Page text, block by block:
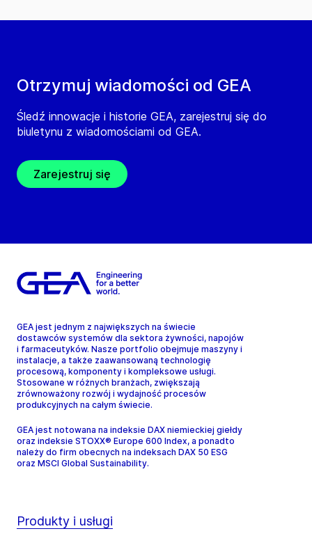
Otrzymuj wiadomości od GEA
Śledź innowacje i historie GEA, zarejestruj się do
biuletynu z wiadomościami od GEA.
Zarejestruj się
GEA jest jednym z największych na świecie
dostawców systemów dla sektora żywności, napojów
i farmaceutyków. Nasze portfolio obejmuje maszyny i
instalacje, a także zaawansowaną technologię
procesową, komponenty i kompleksowe usługi.
Stosowane w różnych branżach, zwiększają
zrównoważony rozwój i wydajność procesów
produkcyjnych na całym świecie.
GEA jest notowana na indeksie DAX niemieckiej giełdy
oraz indeksie STOXX® Europe 600 Index, a ponadto
należy do firm obecnych na indeksach DAX 50 ESG
oraz MSCI Global Sustainability.
Produkty i usługi